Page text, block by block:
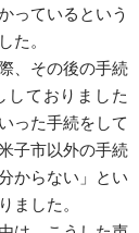
っているという
た。
、その後の手続
しておりました
った手続をして
子市以外の手続
からない」とい
ました。